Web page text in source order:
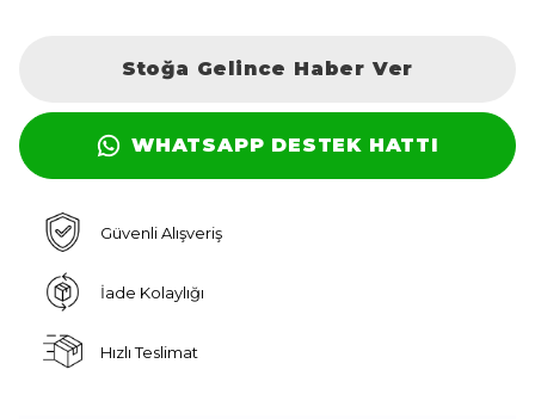
Stoğa Gelince Haber Ver
WHATSAPP DESTEK HATTI
Güvenli Alışveriş
İade Kolaylığı
Hızlı Teslimat